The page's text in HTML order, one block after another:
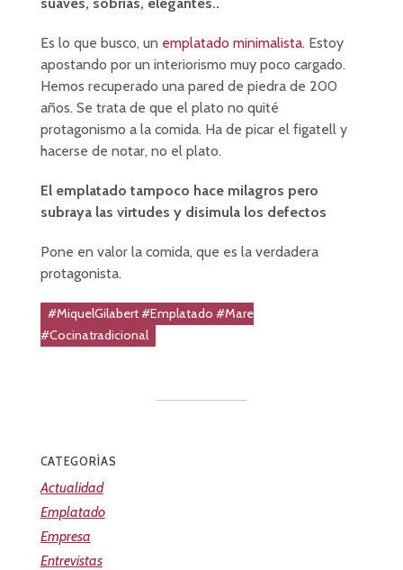
Es lo que busco, unemplatado minimalista. Estoy
apostando por un interiorismo muy poco cargado.
Hemos recuperado una pared de piedra de 200
años. Se trata de que el plato no quité
protagonismo a la comida. Ha de picar el figatell y
hacerse de notar, no el plato.
El emplatado tampoco hace milagros pero
subraya las virtudes y disimula los defectos
Pone en valor la comida, que es la verdadera
protagonista.
#MiquelGilabert #Emplatado #Mare
#Cocinatradicional
CATEGORÍAS
Actualidad
Emplatado
Empresa
Entrevistas